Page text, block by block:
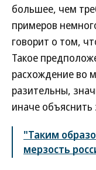
большее, чем
примеров
говорит о том,
Такое
расхождение во
разительны,
иначе
"Таким
мерзость